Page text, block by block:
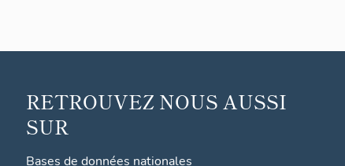
RETROUVEZ NOUS AUSSI
SUR
Bases de données nationales